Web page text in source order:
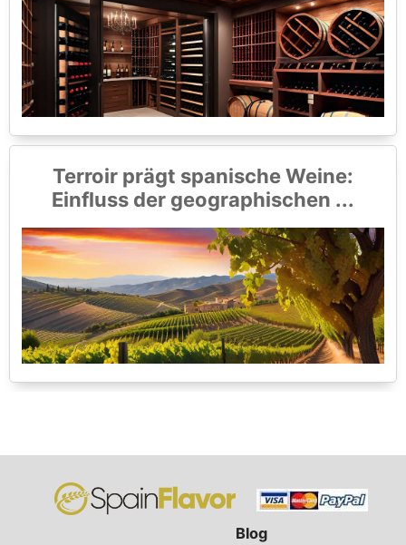
Terroir prägt spanische Weine:
Einfluss der geographischen ...
Blog